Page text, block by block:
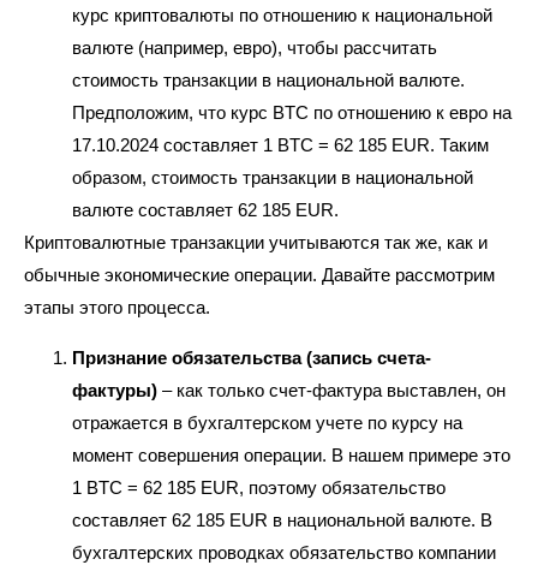
курс криптовалюты по отношению к национальной
валюте (например, евро), чтобы рассчитать
стоимость транзакции в национальной валюте.
Предположим, что курс BTC по отношению к евро на
17.10.2024 составляет 1 BTC = 62 185 EUR. Таким
образом, стоимость транзакции в национальной
валюте составляет 62 185 EUR.
Криптовалютные транзакции учитываются так же, как и
обычные экономические операции. Давайте рассмотрим
этапы этого процесса.
Признание обязательства (запись счета-
фактуры) – как только счет-фактура выставлен, он
отражается в бухгалтерском учете по курсу на
момент совершения операции. В нашем примере это
1 BTC = 62 185 EUR, поэтому обязательство
составляет 62 185 EUR в национальной валюте. В
бухгалтерских проводках обязательство компании